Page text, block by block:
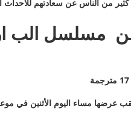
من الناس عن سعادتهم للاحداث